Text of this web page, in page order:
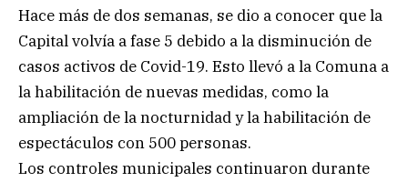
Hace más de dos semanas, se dio a conocer que la
Capital volvía a fase 5 debido a la disminución de
casos activos de Covid-19. Esto llevó a la Comuna a
la habilitación de nuevas medidas, como la
ampliación de la nocturnidad y la habilitación de
espectáculos con 500 personas.
Los controles municipales continuaron durante